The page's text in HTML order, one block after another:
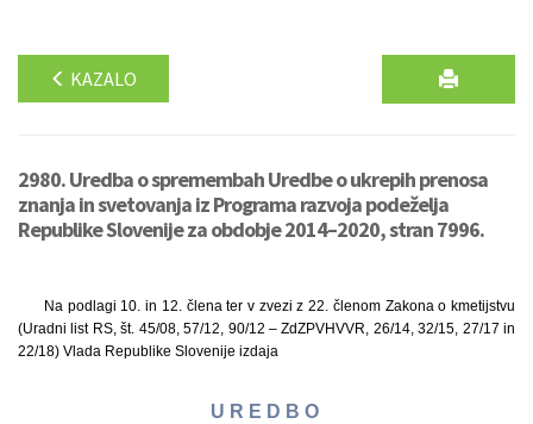
KAZALO
2980. Uredba o spremembah Uredbe o ukrepih prenosa
znanja in svetovanja iz Programa razvoja podeželja
Republike Slovenije za obdobje 2014–2020, stran 7996.
Na podlagi 10. in 12. člena ter v zvezi z 22. členom Zakona o kmetijstvu
(Uradni list RS, št. 45/08, 57/12, 90/12 – ZdZPVHVVR, 26/14, 32/15, 27/17 in
22/18) Vlada Republike Slovenije izdaja
U R E D B O